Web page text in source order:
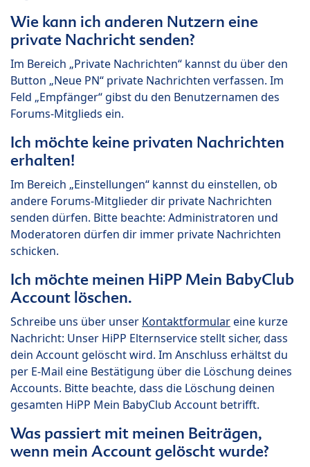
Wie kann ich anderen Nutzern eine
private Nachricht senden?
Im Bereich „Private Nachrichten“ kannst du über den
Button „Neue PN“ private Nachrichten verfassen. Im
Feld „Empfänger“ gibst du den Benutzernamen des
Forums-Mitglieds ein.
Ich möchte keine privaten Nachrichten
erhalten!
Im Bereich „Einstellungen“ kannst du einstellen, ob
andere Forums-Mitglieder dir private Nachrichten
senden dürfen. Bitte beachte: Administratoren und
Moderatoren dürfen dir immer private Nachrichten
schicken.
Ich möchte meinen HiPP Mein BabyClub
Account löschen.
Schreibe uns über unser Kontaktformulareine kurze
Nachricht: Unser HiPP Elternservice stellt sicher, dass
dein Account gelöscht wird. Im Anschluss erhältst du
per E-Mail eine Bestätigung über die Löschung deines
Accounts. Bitte beachte, dass die Löschung deinen
gesamten HiPP Mein BabyClub Account betrifft.
Was passiert mit meinen Beiträgen,
wenn mein Account gelöscht wurde?